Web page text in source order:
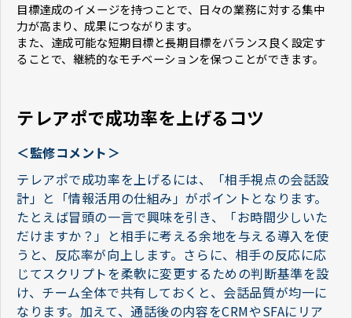
目標達成のイメージを持つことで、日々の業務に対する集中
力が高まり、成果につながります。
また、達成可能な短期目標と長期目標をバランス良く設定す
ることで、継続的なモチベーションを保つことができます。
テレアポで成功率を上げるコツ
＜監修コメント＞
テレアポで成功率を上げるには、「相手視点の会話設
計」と「情報活用の仕組み」がポイントとなります。
たとえば冒頭の一言で興味を引き、「お時間少しいた
だけますか？」と相手に考える余地を与える導入を使
うと、反応率が向上します。さらに、相手の反応に応
じてスクリプトを柔軟に変更するための判断基準を設
け、チーム全体で共有しておくと、会話品質が均一に
なります。加えて、通話後の内容をCRMやSFAにリア